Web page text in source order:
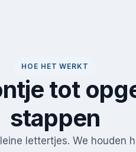
HOE HET WERKT
tot
stappen
lettertjes. We houden